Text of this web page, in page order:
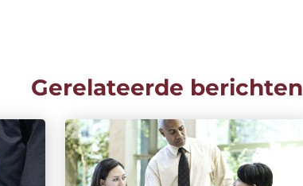
Gerelateerde berichten